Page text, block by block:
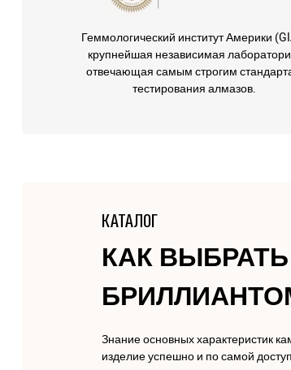
Геммологический институт Америки
крупнейшая независимая
отвечающая самым строгим
тестирования алмазов.
КАТАЛОГ
КАК
Знание основных характеристик
изделие успешно и по самой